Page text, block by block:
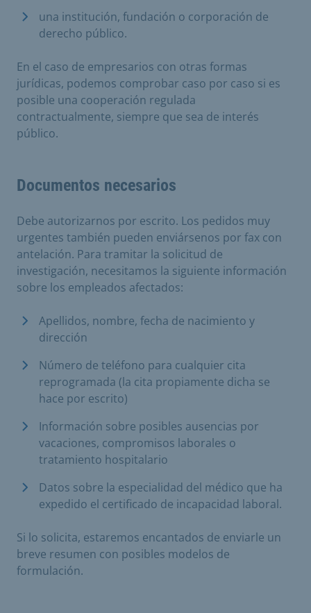
una institución, fundación o corporación de
derecho público.
En el caso de empresarios con otras formas
jurídicas, podemos comprobar caso por caso si es
posible una cooperación regulada
contractualmente, siempre que sea de interés
público.
Documentos necesarios
Debe autorizarnos por escrito. Los pedidos muy
urgentes también pueden enviársenos por fax con
antelación. Para tramitar la solicitud de
investigación, necesitamos la siguiente información
sobre los empleados afectados:
Apellidos, nombre, fecha de nacimiento y
dirección
Número de teléfono para cualquier cita
reprogramada (la cita propiamente dicha se
hace por escrito)
Información sobre posibles ausencias por
vacaciones, compromisos laborales o
tratamiento hospitalario
Datos sobre la especialidad del médico que ha
expedido el certificado de incapacidad laboral.
Si lo solicita, estaremos encantados de enviarle un
breve resumen con posibles modelos de
formulación.